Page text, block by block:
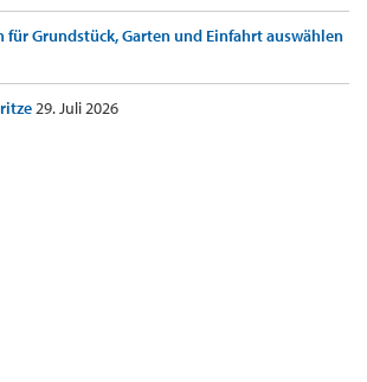
für Grundstück, Garten und Einfahrt auswählen
29. Juli 2026